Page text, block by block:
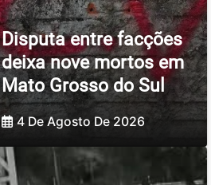
Disputa entre facções
deixa nove mortos em
Mato Grosso do Sul
4 De Agosto De 2026